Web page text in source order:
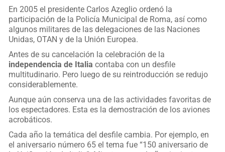
En 2005 el presidente Carlos Azeglio ordenó la
participación de la Policía Municipal de Roma, así como
algunos militares de las delegaciones de las Naciones
Unidas, OTAN y de la Unión Europea.
Antes de su cancelación la celebración de la
independencia de Italia contaba con un desfile
multitudinario. Pero luego de su reintroducción se redujo
considerablemente.
Aunque aún conserva una de las actividades favoritas de
los espectadores. Esta es la demostración de los aviones
acrobáticos.
Cada año la temática del desfile cambia. Por ejemplo, en
el aniversario número 65 el tema fue “150 aniversario de